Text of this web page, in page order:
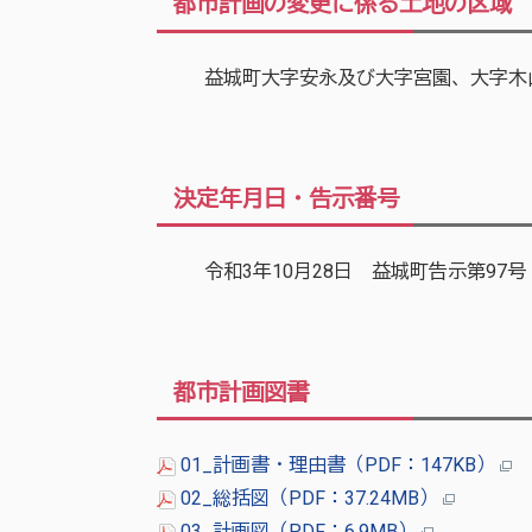
益城町大字安永及び大字宮園、大字
決定年月日・告示番号
令和3年10月28日 益城町告示第97号
都市計画図書
01_計画書・理由書（PDF：147KB）
02_総括図（PDF：37.24MB）